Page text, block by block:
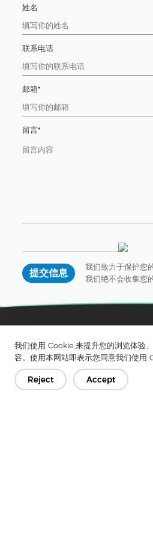
我们使用 Cookie 来提升您的浏览体验
容。使用本网站即表示您同意我们使用
Reject Accept
姓名
联系电话
邮箱*
留言*
我们致力于保护您
我们绝不会收集您
水刺无纺布一
+86-139
info@spunlacenon-
浙江省嘉兴市秀洲区新塍